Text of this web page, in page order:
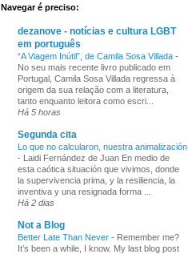
Navegar é preciso:
dezanove - notícias e cultura LGBT
em português
“A Viagem Inútil”, de Camila Sosa Villada -
No seu mais recente livro publicado em
Portugal, Camila Sosa Villada regressa à
origem da sua relação com a literatura,
tanto enquanto leitora como escri...
Há 5 horas
Segunda cita
Lo que no calcularon, nuestra animalización
- Laidi Fernández de Juan En medio de
esta caótica situación que vivimos, donde
la supervivencia prima, y la resiliencia, la
inventiva y una resignada forma ...
Há 2 dias
Not a Blog
Better Late Than Never - Remember me?
It’s been a while, I know. My last blog post